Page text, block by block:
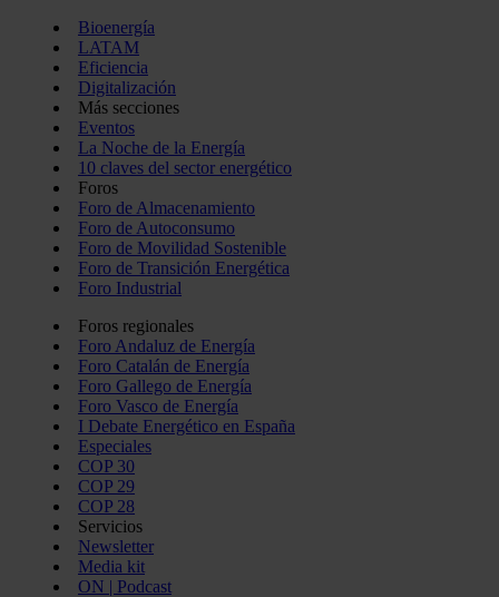
Bioenergía
LATAM
Eficiencia
Digitalización
Más secciones
Eventos
La Noche de la Energía
10 claves del sector energético
Foros
Foro de Almacenamiento
Foro de Autoconsumo
Foro de Movilidad Sostenible
Foro de Transición Energética
Foro Industrial
Foros regionales
Foro Andaluz de Energía
Foro Catalán de Energía
Foro Gallego de Energía
Foro Vasco de Energía
I Debate Energético en España
Especiales
COP 30
COP 29
COP 28
Servicios
Newsletter
Media kit
ON | Podcast